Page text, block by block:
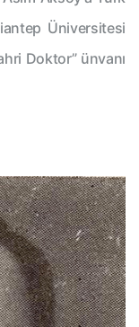
Üniversitesi
Doktor” ünvanı